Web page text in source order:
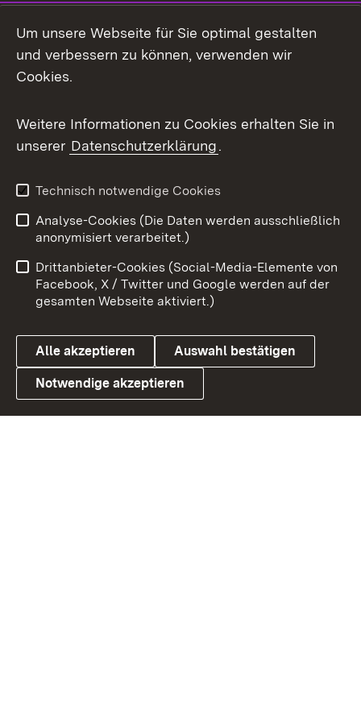
Facebook
X / Twitter
Youtube
Link zum Landesportal
Impressum
Kontakt
Barrierefreiheit
Datenschutz
Cookies
Um unsere Webseite für Sie optimal gestalten
und verbessern zu können, verwenden wir
Cookies.
Weitere Informationen zu Cookies erhalten Sie in
unserer Datenschutzerklärung.
Technisch notwendige Cookies
Analyse-Cookies (Die Daten werden ausschließlich
anonymisiert verarbeitet.)
Drittanbieter-Cookies (Social-Media-Elemente von
Facebook, X / Twitter und Google werden auf der
gesamten Webseite aktiviert.)
Alle akzeptieren Auswahl bestätigen
Notwendige akzeptieren